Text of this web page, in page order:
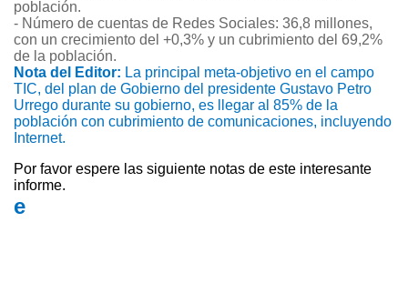
población.
- Número de cuentas de Redes Sociales: 36,8 millones,
con un crecimiento del +0,3% y un cubrimiento del 69,2%
de la población.
Nota del Editor: La principal meta-objetivo en el campo
TIC, del plan de Gobierno del presidente Gustavo Petro
Urrego durante su gobierno, es llegar al 85% de la
población con cubrimiento de comunicaciones, incluyendo
Internet.
Por favor espere las siguiente notas de este interesante
informe.
e